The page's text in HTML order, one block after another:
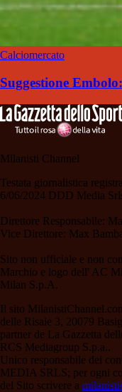
Calciomercato
Suggestione
Milanisti Channel
Testata giornalistica
6/06/2024 DDD Media
Direttore Responsabile:
Vice Direttore: Max
Sito non ufficiale e non
Marchio e logo dell' AC
Milan S.p.A.
Il sito
delle Risaie 3, 20079
partner de La Gazzetta
RCS Mediagroup S.p.a..
Unico responsabile dei
MEDIA SRLS; per ogni
del Sito scrivere a